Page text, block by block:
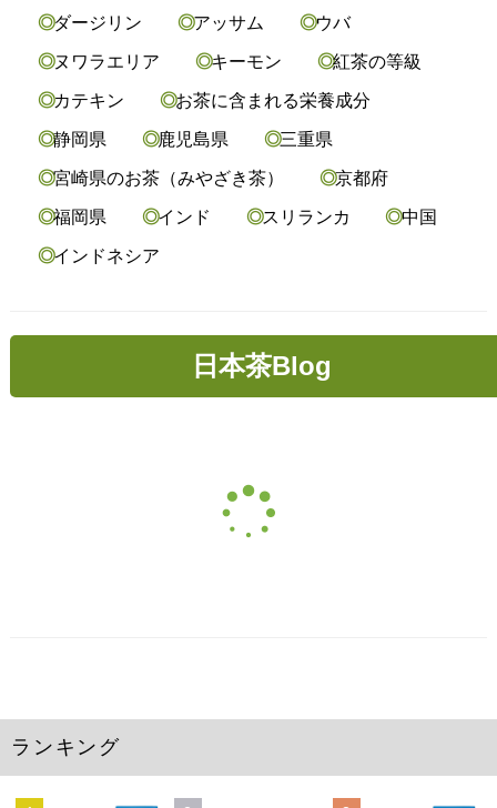
ダージリン アッサム ウバ
ヌワラエリア キーモン 紅茶の等級
カテキン お茶に含まれる栄養成分
静岡県 鹿児島県 三重県
宮崎県のお茶（みやざき茶） 京都府
福岡県 インド スリランカ 中国
インドネシア
日本茶Blog
ランキング